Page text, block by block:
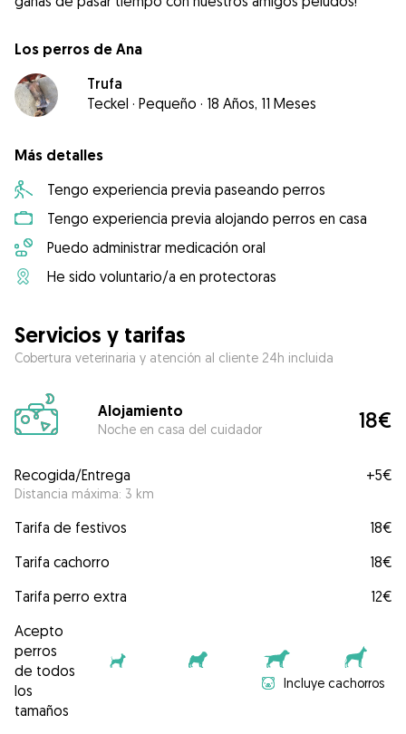
Los perros de Ana
Trufa
Teckel · Pequeño · 18 Años, 11 Meses
Más detalles
Tengo experiencia previa paseando perros
Tengo experiencia previa alojando perros en casa
Puedo administrar medicación oral
He sido voluntario/a en protectoras
Servicios y tarifas
Cobertura veterinaria y atención al cliente 24h incluida
Alojamiento
Noche en casa del cuidador 18€
Recogida/Entrega
Distancia máxima: 3 km
+5€
Tarifa de festivos
18€
Tarifa cachorro
18€
Tarifa perro extra
12€
Acepto
perros
de todos
los
tamaños
Incluye cachorros